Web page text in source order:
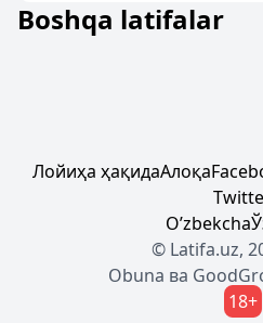
Boshqa latifalar
Лойиҳа ҳақидаАлоқа
Oʼzbekcha
© Latifa.uz,
Obuna ва
18+